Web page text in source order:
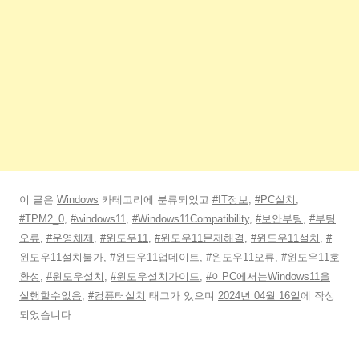
이 글은 Windows 카테고리에 분류되었고 #IT정보, #PC설치 ,
#TPM2_0, #windows11, #Windows11Compatibility, #보안부팅 , #부팅
오류, #운영체제 , #윈도우11, #윈도우11문제해결 , #윈도우11설치 , #
윈도우11설치불가, #윈도우11업데이트, #윈도우11오류, #윈도우11호
환성 , #윈도우설치 , #윈도우설치가이드, #이PC에서는Windows11을
실행할수없음, #컴퓨터설치 태그가 있으며 2024년 04월 16일에 작성
되었습니다.